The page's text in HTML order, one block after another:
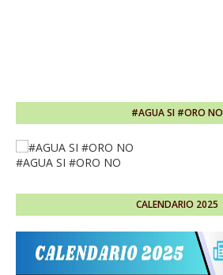
#AGUA SI #ORO NO
#AGUA SI #ORO NO
CALENDARIO 2025